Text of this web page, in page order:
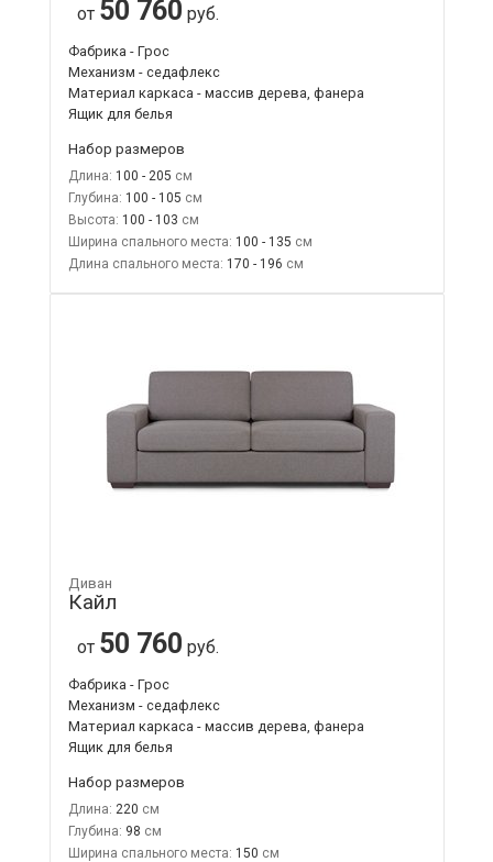
от 50 760 руб.
Фабрика - Грос
Механизм - седафлекс
Материал каркаса - массив дерева, фанера
Ящик для белья
Набор размеров
Длина: 100 - 205
Глубина: 100 - 105
Высота: 100 - 103
Ширина спального места: 100 - 135
Длина спального места: 170 - 196
Диван
Кайл
от 50 760 руб.
Фабрика - Грос
Механизм - седафлекс
Материал каркаса - массив дерева, фанера
Ящик для белья
Набор размеров
Длина: 220
Глубина: 98
Ширина спального места: 150